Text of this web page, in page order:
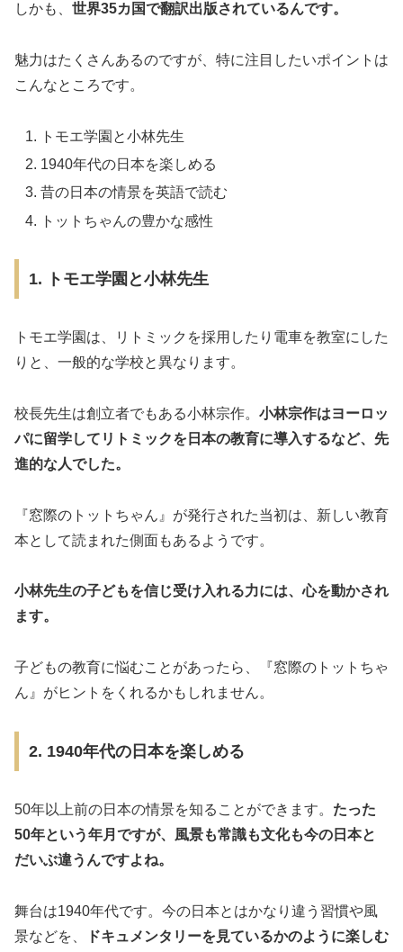
しかも、 世界35カ国で翻訳出版されているんです。
魅力はたくさんあるのですが、特に注目したいポイントは
こんなところです。
トモエ学園と小林先生
1940年代の日本を楽しめる
昔の日本の情景を英語で読む
トットちゃんの豊かな感性
1. トモエ学園と小林先生
トモエ学園は、リトミックを採用したり電車を教室にした
りと、一般的な学校と異なります。
校長先生は創立者でもある小林宗作。 小林宗作はヨーロッ
パに留学してリトミックを日本の教育に導入するなど、先
進的な人でした。
『窓際のトットちゃん』が発行された当初は、新しい教育
本として読まれた側面もあるようです。
小林先生の子どもを信じ受け入れる力には、心を動かされ
ます。
子どもの教育に悩むことがあったら、『窓際のトットちゃ
ん』がヒントをくれるかもしれません。
2. 1940年代の日本を楽しめる
50年以上前の日本の情景を知ることができます。 たった
50年という年月ですが、風景も常識も文化も今の日本と
だいぶ違うんですよね。
舞台は1940年代です。今の日本とはかなり違う習慣や風
景などを、
ドキュメンタリーを見ているかのように楽しむ